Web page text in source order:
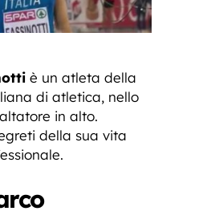
è un atleta della
di atletica, nello
in alto.
della sua vita